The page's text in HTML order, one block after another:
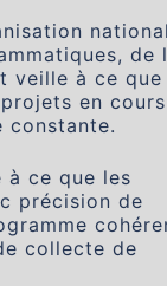
de
veille à ce que
en
constante.
ce que les
précision de
collecte de